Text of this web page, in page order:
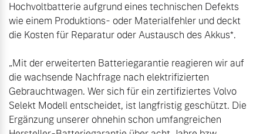
Hochvoltbatterie aufgrund eines technischen Defekts
wie einem Produktions- oder Materialfehler und deckt
die Kosten für Reparatur oder Austausch des Akkus*.
„Mit der erweiterten Batteriegarantie reagieren wir auf
die wachsende Nachfrage nach elektrifizierten
Gebrauchtwagen. Wer sich für ein zertifiziertes Volvo
Selekt Modell entscheidet, ist langfristig geschützt. Die
Ergänzung unserer ohnehin schon umfangreichen